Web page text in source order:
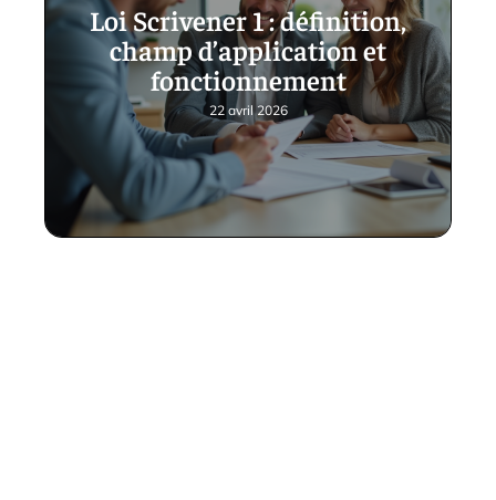
Loi Scrivener 1 : définition,
champ d’application et
fonctionnement
22 avril 2026